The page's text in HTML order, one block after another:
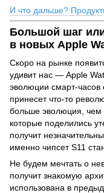
И что дальше?
Большой шаг
в новых Apple
Скоро на рынке
удивит нас — Apple
эволюции смарт-часов
принесет что-то
больше эволюция, чем
которые поделились
получит
именно чипсет S11
Не будем мечтать о
получит знакомую
использована в